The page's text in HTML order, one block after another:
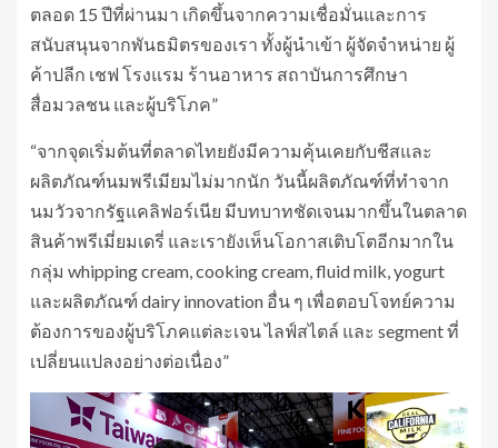
ตลอด 15 ปีที่ผ่านมา เกิดขึ้นจากความเชื่อมั่นและการ
สนับสนุนจากพันธมิตรของเรา ทั้งผู้นำเข้า ผู้จัดจำหน่าย ผู้
ค้าปลีก เชฟ โรงแรม ร้านอาหาร สถาบันการศึกษา
สื่อมวลชน และผู้บริโภค”
“จากจุดเริ่มต้นที่ตลาดไทยยังมีความคุ้นเคยกับชีสและ
ผลิตภัณฑ์นมพรีเมียมไม่มากนัก วันนี้ผลิตภัณฑ์ที่ทำจาก
นมวัวจากรัฐแคลิฟอร์เนีย มีบทบาทชัดเจนมากขึ้นในตลาด
สินค้าพรีเมี่ยมเดรี่ และเรายังเห็นโอกาสเติบโตอีกมากใน
กลุ่ม whipping cream, cooking cream, fluid milk, yogurt
และผลิตภัณฑ์ dairy innovation อื่น ๆ เพื่อตอบโจทย์ความ
ต้องการของผู้บริโภคแต่ละเจน ไลฟ์สไตล์ และ segment ที่
เปลี่ยนแปลงอย่างต่อเนื่อง”